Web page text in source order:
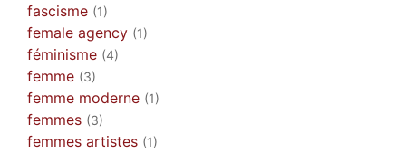
fascisme (1)
female agency (1)
féminisme (4)
femme (3)
femme moderne (1)
femmes (3)
femmes artistes (1)